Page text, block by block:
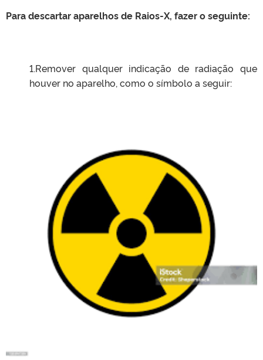
Para descartar aparelhos de Raios-X, fazer o seguinte:
1.Remover qualquer indicação de radiação que
houver no aparelho, como o símbolo a seguir: